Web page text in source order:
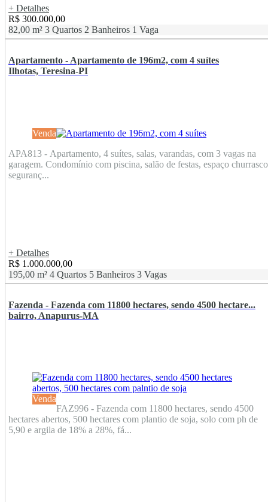
+ Detalhes
R$ 300.000,00
82,00 m² 3 Quartos 2 Banheiros 1 Vaga
Apartamento - Apartamento de 196m2, com 4 suítes
Ilhotas, Teresina-PI
Venda
APA813 - Apartamento, 4 suítes, salas, varandas, com 3 vagas na
garagem. Condomínio com piscina, salão de festas, espaço
seguranç...
+ Detalhes
R$ 1.000.000,00
195,00 m² 4 Quartos 5 Banheiros 3 Vagas
Fazenda - Fazenda com 11800 hectares, sendo 4500 hectare...
bairro, Anapurus-MA
Venda
FAZ996 - Fazenda com 11800 hectares, sendo 4500
hectares abertos, 500 hectares com plantio de soja, solo com ph de
5,90 e argila de 18% a 28%, fá...